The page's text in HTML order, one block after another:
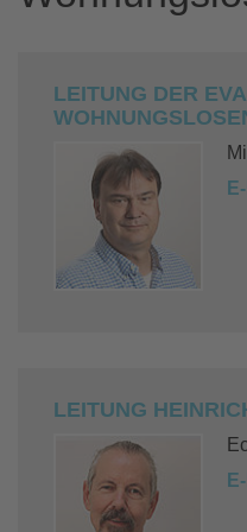
LEITUNG DER
LEITUNG